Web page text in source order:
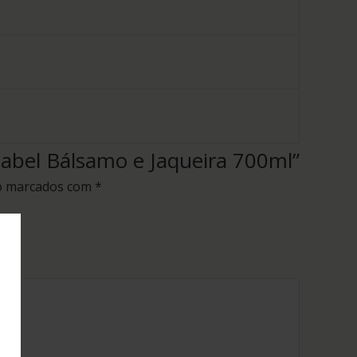
Bálsamo e Jaqueira 700ml”
com *